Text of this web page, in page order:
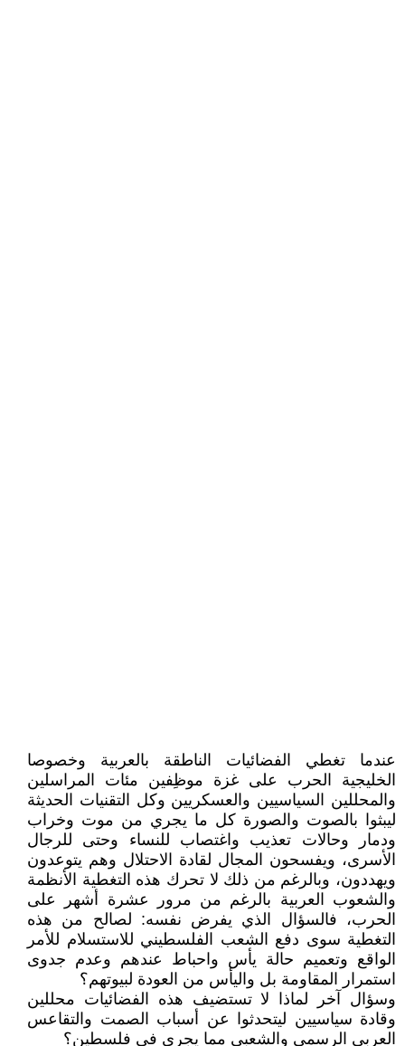
عندما تغطي الفضائيات الناطقة بالعربية وخصوصا
الخليجية الحرب على غزة موظِفين مئات المراسلين
والمحللين السياسيين والعسكريين وكل التقنيات الحديثة
ليبثوا بالصوت والصورة كل ما يجري من موت وخراب
ودمار وحالات تعذيب واغتصاب للنساء وحتى للرجال
الأسرى، ويفسحون المجال لقادة الاحتلال وهم يتوعدون
ويهددون، وبالرغم من ذلك لا تحرك هذه التغطية الأنظمة
والشعوب العربية بالرغم من مرور عشرة أشهر على
الحرب، فالسؤال الذي يفرض نفسه: لصالح من هذه
التغطية سوى دفع الشعب الفلسطيني للاستسلام للأمر
الواقع وتعميم حالة يأس واحباط عندهم وعدم جدوى
استمرار المقاومة بل واليأس من العودة لبيوتهم؟
وسؤال آخر لماذا لا تستضيف هذه الفضائيات محللين
وقادة سياسيين ليتحدثوا عن أسباب الصمت والتقاعس
العربي الرسمي والشعبي مما يجري في فلسطين؟